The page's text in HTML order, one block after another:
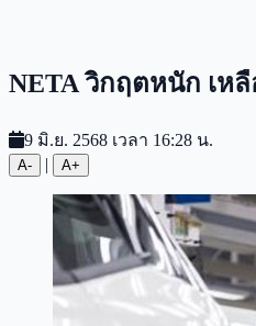
NETA วิกฤตหนัก เห
9 มิ.ย. 2568 เวลา 16:28 น.
A- | A+